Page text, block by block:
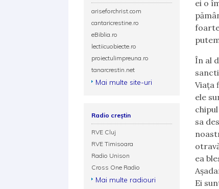
ei o
În al
Viața
ele
sa
ea
Ei
ariseforchrist.com
cantaricrestine.ro
eBiblia.ro
lectiicuobiecte.ro
proiectulimpreuna.ro
tanarcrestin.net
Mai multe site-uri
Radio creștin
RVE Cluj
RVE Timisoara
Radio Unison
Cross One Radio
Mai multe radiouri